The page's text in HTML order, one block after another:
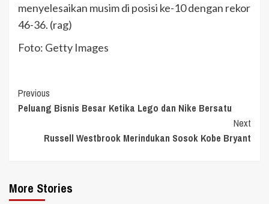
menyelesaikan musim di posisi ke-10 dengan rekor
46-36. (rag)
Foto: Getty Images
Continue
Reading
Previous
Peluang Bisnis Besar Ketika Lego dan Nike Bersatu
Next
Russell Westbrook Merindukan Sosok Kobe Bryant
More Stories